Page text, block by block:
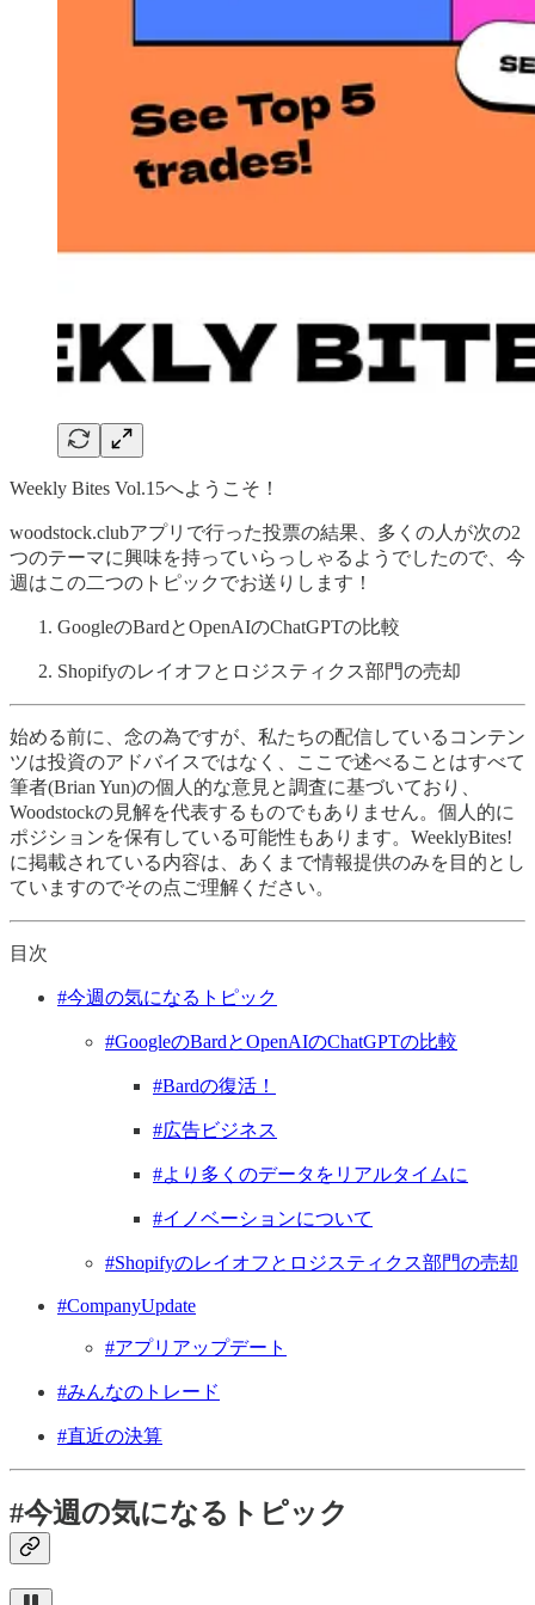
Weekly Bites Vol.15へようこそ！
woodstock.clubアプリで行った投票の結果、多くの人が次の2
つのテーマに興味を持っていらっしゃるようでしたので、今
週はこの二つのトピックでお送りします！
GoogleのBardとOpenAIのChatGPTの比較
Shopifyのレイオフとロジスティクス部門の売却
始める前に、念の為ですが、私たちの配信しているコンテン
ツは投資のアドバイスではなく、ここで述べることはすべて
筆者(Brian Yun)の個人的な意見と調査に基づいており、
Woodstockの見解を代表するものでもありません。個人的に
ポジションを保有している可能性もあります。WeeklyBites!
に掲載されている内容は、あくまで情報提供のみを目的とし
ていますのでその点ご理解ください。
目次
#今週の気になるトピック
#GoogleのBardとOpenAIのChatGPTの比較
#Bardの復活！
#広告ビジネス
#より多くのデータをリアルタイムに
#イノベーションについて
#Shopifyのレイオフとロジスティクス部門の売却
#CompanyUpdate
#アプリアップデート
#みんなのトレード
#直近の決算
#今週の気になるトピック